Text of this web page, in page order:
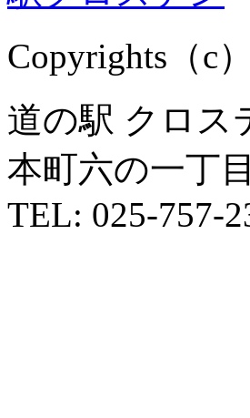
Copyrights（c
道の駅 クロス
本町六の一丁
TEL: 025-757-